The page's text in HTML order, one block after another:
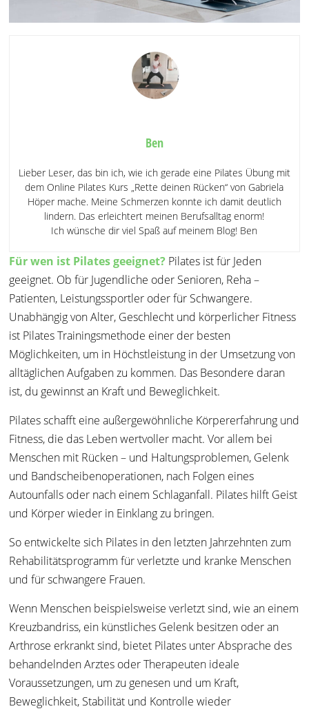
Ben
Lieber Leser, das bin ich, wie ich gerade eine Pilates Übung mit
dem Online Pilates Kurs „Rette deinen Rücken“ von Gabriela
Höper mache. Meine Schmerzen konnte ich damit deutlich
lindern. Das erleichtert meinen Berufsalltag enorm!
Ich wünsche dir viel Spaß auf meinem Blog! Ben
Für wen ist Pilates geeignet? Pilates ist für Jeden
geeignet. Ob für Jugendliche oder Senioren, Reha –
Patienten, Leistungssportler oder für Schwangere.
Unabhängig von Alter, Geschlecht und körperlicher Fitness
ist Pilates Trainingsmethode einer der besten
Möglichkeiten, um in Höchstleistung in der Umsetzung von
alltäglichen Aufgaben zu kommen. Das Besondere daran
ist, du gewinnst an Kraft und Beweglichkeit.
Pilates schafft eine außergewöhnliche Körpererfahrung und
Fitness, die das Leben wertvoller macht. Vor allem bei
Menschen mit Rücken – und Haltungsproblemen, Gelenk
und Bandscheibenoperationen, nach Folgen eines
Autounfalls oder nach einem Schlaganfall. Pilates hilft Geist
und Körper wieder in Einklang zu bringen.
So entwickelte sich Pilates in den letzten Jahrzehnten zum
Rehabilitätsprogramm für verletzte und kranke Menschen
und für schwangere Frauen.
Wenn Menschen beispielsweise verletzt sind, wie an einem
Kreuzbandriss, ein künstliches Gelenk besitzen oder an
Arthrose erkrankt sind, bietet Pilates unter Absprache des
behandelnden Arztes oder Therapeuten ideale
Voraussetzungen, um zu genesen und um Kraft,
Beweglichkeit, Stabilität und Kontrolle wieder